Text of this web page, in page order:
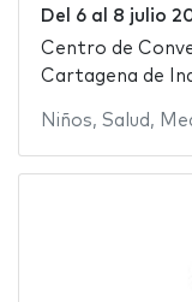
Del 6al 8 julio
Centro de
Cartagena de
Niños, Salud ,